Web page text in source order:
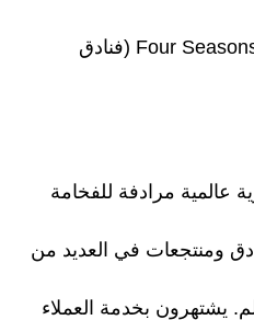
**6. Four Seasons Hotels and Resorts (فنادق
عالمية مرادفة للفخامة
ومنتجعات في العديد من
يشتهرون بخدمة العملاء